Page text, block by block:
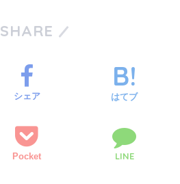
SHARE
シェア はてブ
Pocket LINE